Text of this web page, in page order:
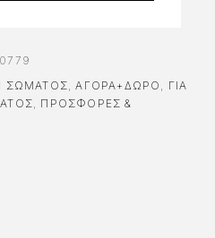
ΣΏΜΑΤΟΣ ,ΑΓΟΡΆ+ΔΏΡΟ
ΓΙΑ
ΠΡΟΣΦΟΡΕΣ &